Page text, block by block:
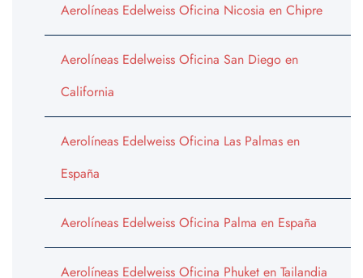
Aerolíneas Edelweiss Oficina Nicosia en Chipre
Aerolíneas Edelweiss Oficina San Diego en
California
Aerolíneas Edelweiss Oficina Las Palmas en
España
Aerolíneas Edelweiss Oficina Palma en España
Aerolíneas Edelweiss Oficina Phuket en Tailandia